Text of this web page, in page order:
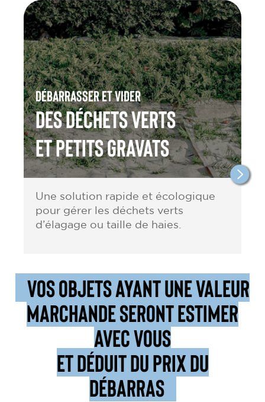
Débarrasser et vider
des Déchets verts
et petits gravats
Une solution rapide et écologique
pour gérer les déchets verts
d’élagage ou taille de haies.
VOS OBJETS AYANT UNE VALEUR
MARCHANDE SERONT ESTIMER
AVEC VOUS
ET DÉDUIT DU PRIX DU
DÉBARRAS